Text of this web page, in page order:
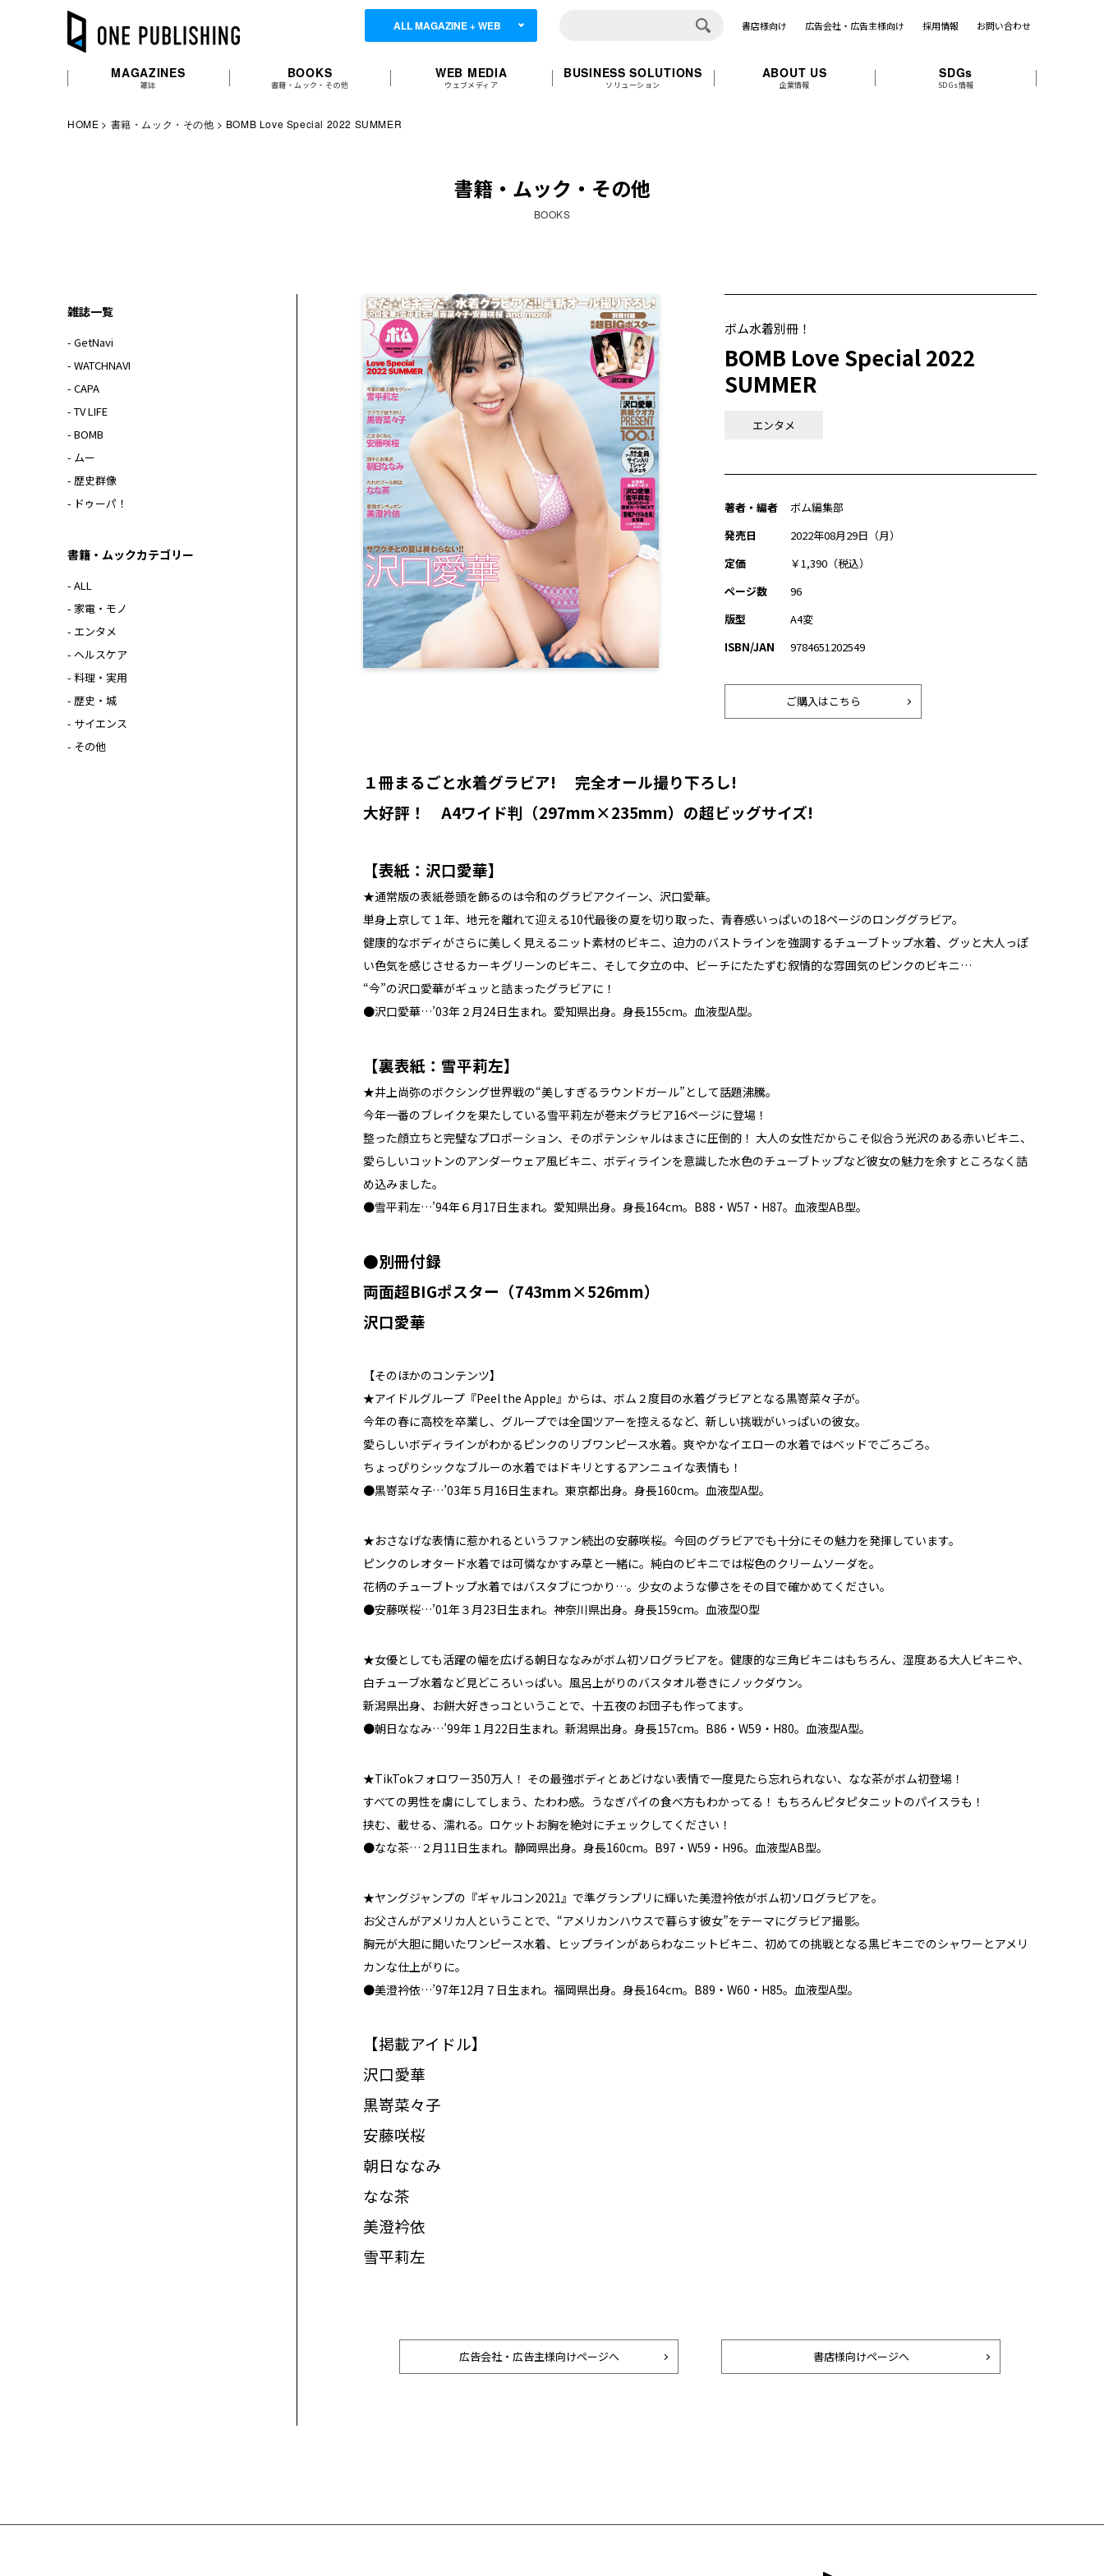
ALL MAGAZINE + WEB 書店様向け 広告会社・広告主様向け 採用情報 お問い合わせ
MAGAZINES
雑誌
BOOKS
書籍・ムック・その他
WEB MEDIA
ウェブメディア
BUSINESS SOLUTIONS
ソリューション
ABOUT US
企業情報
SDGs
SDGs情報
HOME 書籍・ムック・その他 BOMB Love Special 2022 SUMMER
書籍・ムック・その他
BOOKS
ボム水着別冊！
BOMB Love Special 2022
SUMMER
エンタメ
著者・編者
ボム編集部
発売日
2022年08月29日（月）
定価
￥1,390（税込）
ページ数
96
版型
A4変
ISBN/JAN
9784651202549
ご購入はこちら
１冊まるごと水着グラビア! 完全オール撮り下ろし!
大好評！ A4ワイド判（297mm×235mm）の超ビッグサイズ!
【表紙：沢口愛華】
★通常版の表紙巻頭を飾るのは令和のグラビアクイーン、沢口愛華。
単身上京して１年、地元を離れて迎える10代最後の夏を切り取った、青春感いっぱいの18ページのロンググラビア。
健康的なボディがさらに美しく見えるニット素材のビキニ、迫力のバストラインを強調するチューブトップ水着、グッと大人っぽ
い色気を感じさせるカーキグリーンのビキニ、そして夕立の中、ビーチにたたずむ叙情的な雰囲気のピンクのビキニ…
“今”の沢口愛華がギュッと詰まったグラビアに！
●沢口愛華…’03年２月24日生まれ。愛知県出身。身長155cm。血液型A型。
【裏表紙：雪平莉左】
★井上尚弥のボクシング世界戦の“美しすぎるラウンドガール”として話題沸騰。
今年一番のブレイクを果たしている雪平莉左が巻末グラビア16ページに登場！
整った顔立ちと完璧なプロポーション、そのポテンシャルはまさに圧倒的！ 大人の女性だからこそ似合う光沢のある赤いビキニ、
愛らしいコットンのアンダーウェア風ビキニ、ボディラインを意識した水色のチューブトップなど彼女の魅力を余すところなく詰
め込みました。
●雪平莉左…’94年６月17日生まれ。愛知県出身。身長164cm。B88・W57・H87。血液型AB型。
●別冊付録
両面超BIGポスター（743mm×526mm）
沢口愛華
【そのほかのコンテンツ】
★アイドルグループ『Peel the Apple』からは、ボム２度目の水着グラビアとなる黒嵜菜々子が。
今年の春に高校を卒業し、グループでは全国ツアーを控えるなど、新しい挑戦がいっぱいの彼女。
愛らしいボディラインがわかるピンクのリブワンピース水着。爽やかなイエローの水着ではベッドでごろごろ。
ちょっぴりシックなブルーの水着ではドキリとするアンニュイな表情も！
●黒嵜菜々子…’03年５月16日生まれ。東京都出身。身長160cm。血液型A型。
★おさなげな表情に惹かれるというファン続出の安藤咲桜。今回のグラビアでも十分にその魅力を発揮しています。
ピンクのレオタード水着では可憐なかすみ草と一緒に。純白のビキニでは桜色のクリームソーダを。
花柄のチューブトップ水着ではバスタブにつかり…。少女のような儚さをその目で確かめてください。
●安藤咲桜…’01年３月23日生まれ。神奈川県出身。身長159cm。血液型O型
★女優としても活躍の幅を広げる朝日ななみがボム初ソログラビアを。健康的な三角ビキニはもちろん、湿度ある大人ビキニや、
白チューブ水着など見どころいっぱい。風呂上がりのバスタオル巻きにノックダウン。
新潟県出身、お餅大好きっコということで、十五夜のお団子も作ってます。
●朝日ななみ…’99年１月22日生まれ。新潟県出身。身長157cm。B86・W59・H80。血液型A型。
★TikTokフォロワー350万人！ その最強ボディとあどけない表情で一度見たら忘れられない、なな茶がボム初登場！
すべての男性を虜にしてしまう、たわわ感。うなぎパイの食べ方もわかってる！ もちろんピタピタニットのパイスラも！
挟む、載せる、濡れる。ロケットお胸を絶対にチェックしてください！
●なな茶…２月11日生まれ。静岡県出身。身長160cm。B97・W59・H96。血液型AB型。
★ヤングジャンプの『ギャルコン2021』で準グランプリに輝いた美澄衿依がボム初ソログラビアを。
お父さんがアメリカ人ということで、“アメリカンハウスで暮らす彼女”をテーマにグラビア撮影。
胸元が大胆に開いたワンピース水着、ヒップラインがあらわなニットビキニ、初めての挑戦となる黒ビキニでのシャワーとアメリ
カンな仕上がりに。
●美澄衿依…’97年12月７日生まれ。福岡県出身。身長164cm。B89・W60・H85。血液型A型。
【掲載アイドル】
沢口愛華
黒嵜菜々子
安藤咲桜
朝日ななみ
なな茶
美澄衿依
雪平莉左
広告会社・広告主様向けページへ 書店様向けページへ
雑誌一覧
- GetNavi
- WATCHNAVI
- CAPA
- TV LIFE
- BOMB
- ムー
- 歴史群像
- ドゥーパ！
書籍・ムックカテゴリー
- ALL
- 家電・モノ
- エンタメ
- ヘルスケア
- 料理・実用
- 歴史・城
- サイエンス
- その他